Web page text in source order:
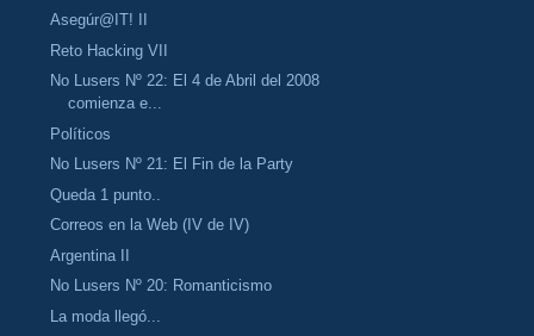
Asegúr@IT! II
Reto Hacking VII
No Lusers Nº 22: El 4 de Abril del 2008
comienza e...
Políticos
No Lusers Nº 21: El Fin de la Party
Queda 1 punto..
Correos en la Web (IV de IV)
Argentina II
No Lusers Nº 20: Romanticismo
La moda llegó...